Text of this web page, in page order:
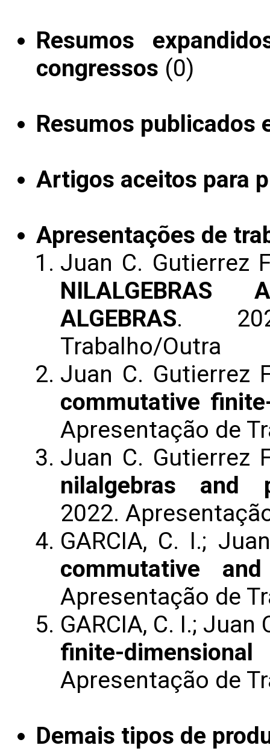
Resumos
congressos (0)
Resumos publicados
Artigos aceitos para
Apresentações de
Juan C. Gutierrez
NILALGEBRAS
ALGEBRAS.
Trabalho/Outra
Juan C. Gutierrez
commutative
Apresentação de
Juan C. Gutierrez
nilalgebras and
2022.
GARCIA, C. I.;
commutative
Apresentação de
GARCIA, C. I.;
finite-
Apresentação de
Demais tipos de